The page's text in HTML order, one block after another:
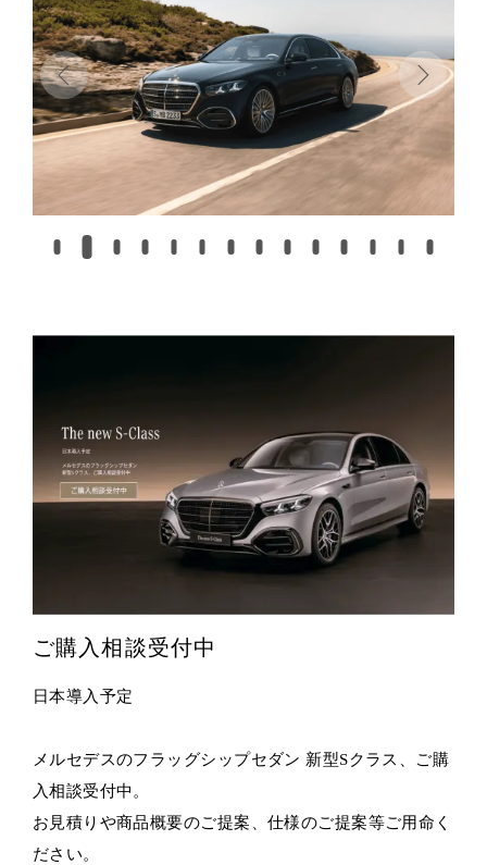
ご購入相談受付中
日本導入予定
メルセデスのフラッグシップセダン 新型Sクラス、ご購
入相談受付中。
お見積りや商品概要のご提案、仕様のご提案等ご用命く
ださい。